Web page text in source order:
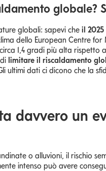
globale?
globali: sapevi che il
dello European Centre
1,4 gradi più alta rispetto
limitare il riscaldamento
ultimi dati ci dicono che la
davvero un
o alluvioni, il rischio
intenso può avere